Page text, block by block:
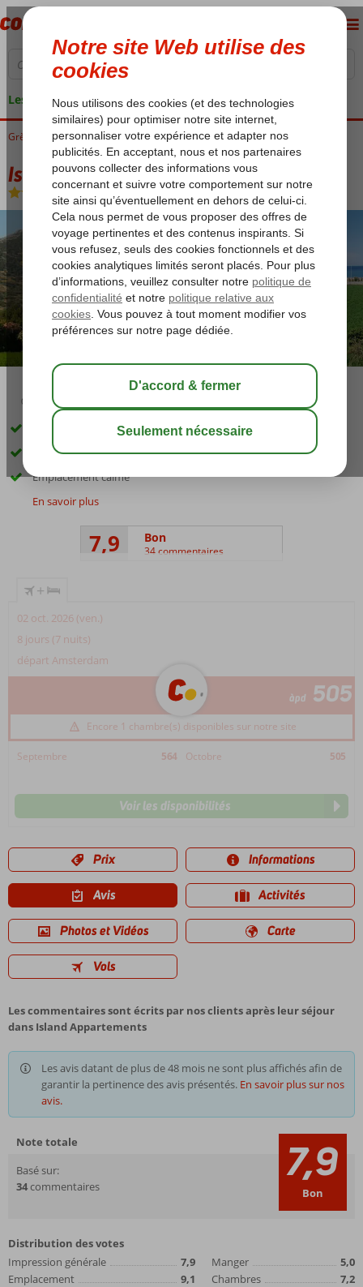
Les garanties de vacances
Grèce Lesbos Petra Island Appartements
Island Appartements
Logement-Appartement
03:15 sauver
Tout près de la plage et de Petra
Petit complexe d'appartements
Emplacement calme
En savoir plus
7,9 Bon
34 commentaires
+
02 oct. 2026 (ven.)
8 jours (7 nuits)
départ Amsterdam
àpd 505
Encore 1 chambre(s) disponibles sur notre site
Septembre 564 Octobre 505
Voir les disponibilités
Prix Informations
Avis Activités
Photos et Vidéos Carte
Vols
Les commentaires sont écrits par nos clients après leur séjour
dans Island Appartements
Les avis datant de plus de 48 mois ne sont plus affichés afin de
garantir la pertinence des avis présentés. En savoir plus sur nos
avis.
Note totale
Basé sur:
34 commentaires 7,9
Bon
Distribution des votes
Impression générale
7,9
Emplacement
9,1
Manger
5,0
Chambres
7,2